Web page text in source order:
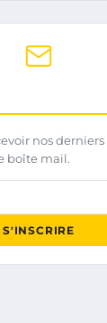
nos
boîte mail.
S'INSCRIRE